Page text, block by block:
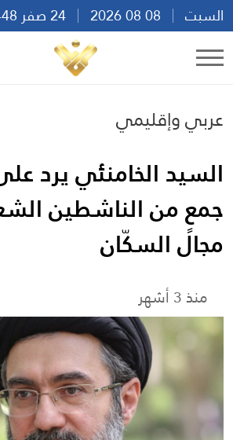
السبت
03:49
عربي وإقليمي
السيد الخامنئي يرد
جمعٍ من الناشطين
مجال السكّان
منذ 3 أشهر